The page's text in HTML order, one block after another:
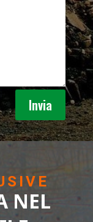
Invia
NEL